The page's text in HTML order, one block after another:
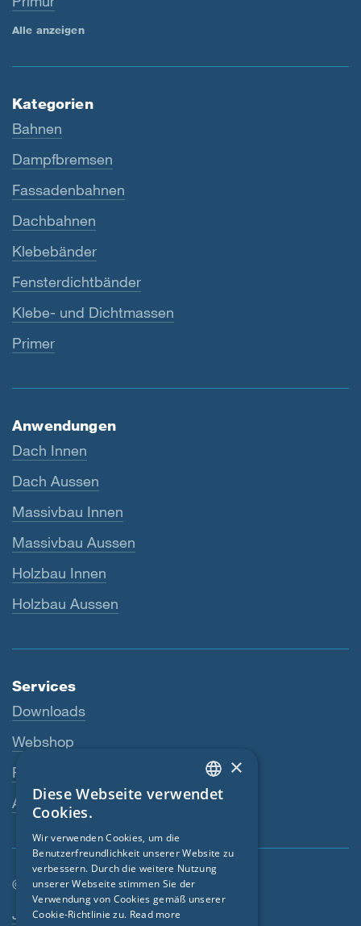
Alle anzeigen
Kategorien
Bahnen
Dampfbremsen
Fassadenbahnen
Dachbahnen
Klebebänder
Fensterdichtbänder
Klebe- und Dichtmassen
Primer
Anwendungen
Dach Innen
Dach Aussen
Massivbau Innen
Massivbau Aussen
Holzbau Innen
Holzbau Aussen
Services
Downloads
Webshop
Fachhändler
Ansprechperson
© SIGA 2026
Footer-Navigation
Jobs
ENGLISH
FRENCH
CZECH
×
Diese Webseite verwendet
Cookies.
Wir verwenden Cookies, um die
Benutzerfreundlichkeit unserer Website zu
verbessern. Durch die weitere Nutzung
unserer Webseite stimmen Sie der
Verwendung von Cookies gemäß unserer
Cookie-Richtlinie zu. Read more